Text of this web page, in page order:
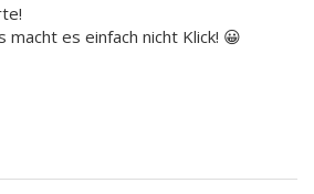
macht es einfach nicht Klick! 😀